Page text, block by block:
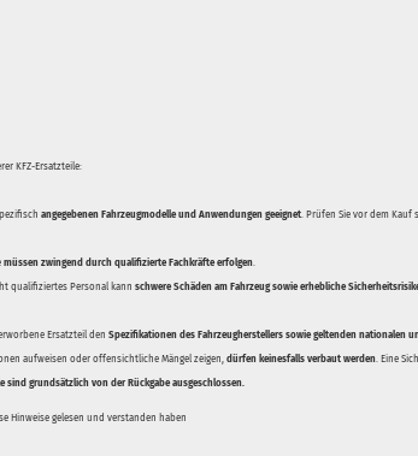
KFZ-Ersatzteile:
angegebenen Fahrzeugmodelle und Anwendungen geeignet. Prüfen Sie vor dem
müssen zwingend durch qualifizierte Fachkräfte erfolgen.
qualifiziertes Personal kann schwere Schäden am Fahrzeug sowie erhebliche
Ersatzteil den Spezifikationen des Fahrzeugherstellers sowie geltenden nationalen
aufweisen oder offensichtliche Mängel zeigen, dürfen keinesfalls verbaut werden. Eine
sind grundsätzlich von der Rückgabe ausgeschlossen.
Hinweise gelesen und verstanden haben